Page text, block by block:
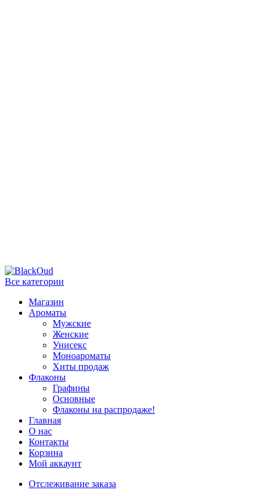
Все категории
Магазин
Ароматы
Мужские
Женские
Унисекс
Моноароматы
Хиты продаж
Флаконы
Графины
Основные
Флаконы на распродаже!
Главная
О нас
Контакты
Корзина
Мой аккаунт
Отслеживание заказа